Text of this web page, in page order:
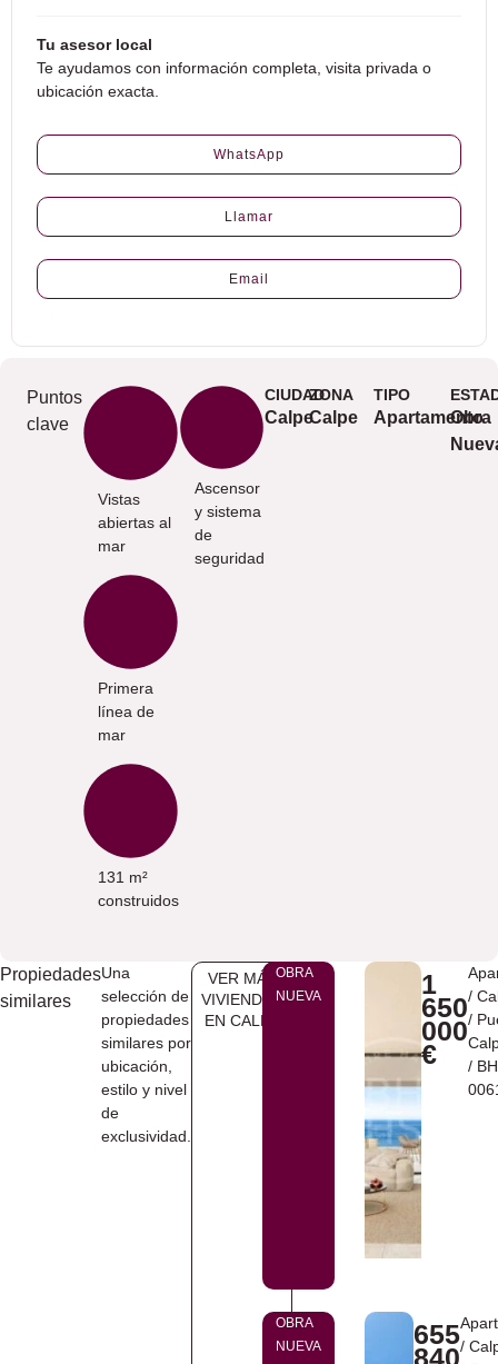
Tu asesor local
Te ayudamos con información completa, visita privada o
ubicación exacta.
WhatsApp
Llamar
Email
Puntos
clave
Vistas
abiertas al
mar
Primera
línea de
mar
131 m²
construidos
Ascensor
y sistema
de
seguridad
CIUDAD
Calpe
ZONA
Calpe
TIPO
Apartamento
Obra
Propiedades
similares
Una
selección de
propiedades
similares por
ubicación,
estilo y nivel
de
exclusividad.
VER MÁS
VIVIENDAS
EN ​CALPE
OBRA
NUEVA
1
650
000
€
/
/
/
OBRA
NUEVA
655
840/